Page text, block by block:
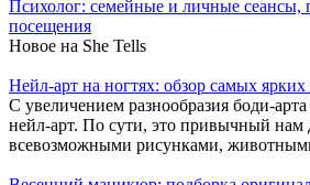
Психолог: семейные и личные
посещения
Новое на She Tells
Нейл-арт на ногтях: обзор самых ярких
С увеличением разнообразия боди-
нейл-арт. По сути, это привычный нам
всевозможными рисунками,